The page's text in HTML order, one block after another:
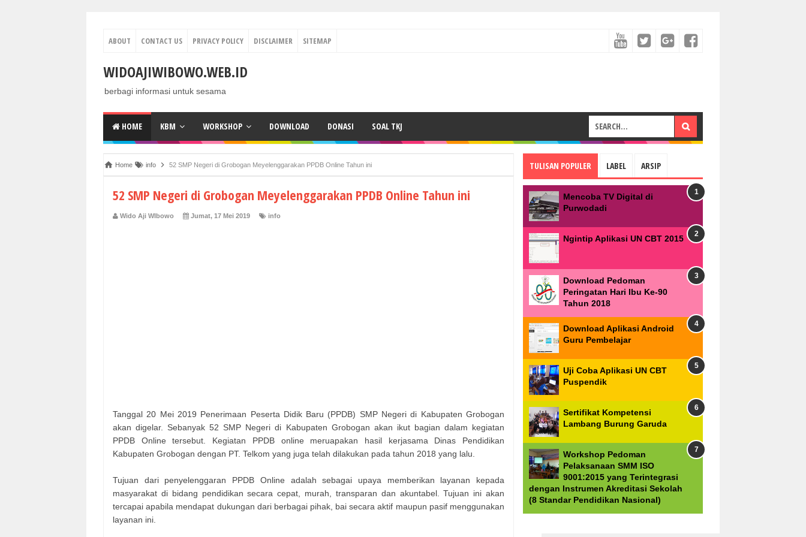
ABOUT CONTACT US PRIVACY POLICY DISCLAIMER SITEMAP
WIDOAJIWIBOWO.WEB.ID
berbagi informasi untuk sesama
HOME KBM WORKSHOP DOWNLOAD DONASI SOAL TKJ
Home info 52 SMP Negeri di Grobogan Meyelenggarakan PPDB Online Tahun ini
52 SMP Negeri di Grobogan Meyelenggarakan PPDB Online Tahun ini
Wido Aji WIbowo Jumat, 17 Mei 2019 info
Tanggal 20 Mei 2019 Penerimaan Peserta Didik Baru (PPDB) SMP Negeri di Kabupaten Grobogan
akan digelar. Sebanyak 52 SMP Negeri di Kabupaten Grobogan akan ikut bagian dalam kegiatan
PPDB Online tersebut. Kegiatan PPDB online meruapakan hasil kerjasama Dinas Pendidikan
Kabupaten Grobogan dengan PT. Telkom yang juga telah dilakukan pada tahun 2018 yang lalu.
Tujuan dari penyelenggaran PPDB Online adalah sebagai upaya memberikan layanan kepada
masyarakat di bidang pendidikan secara cepat, murah, transparan dan akuntabel. Tujuan ini akan
tercapai apabila mendapat dukungan dari berbagai pihak, bai secara aktif maupun pasif menggunakan
layanan ini.
TULISAN POPULER LABEL ARSIP
Mencoba TV Digital di
Purwodadi
Ngintip Aplikasi UN CBT 2015
Download Pedoman
Peringatan Hari Ibu Ke-90
Tahun 2018
Download Aplikasi Android
Guru Pembelajar
Uji Coba Aplikasi UN CBT
Puspendik
Sertifikat Kompetensi
Lambang Burung Garuda
Workshop Pedoman
Pelaksanaan SMM ISO
9001:2015 yang Terintegrasi
dengan Instrumen Akreditasi Sekolah
(8 Standar Pendidikan Nasional)